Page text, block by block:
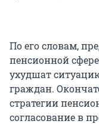
По его словам,
пенсионной
ухудшат
граждан.
стратегии
согласование в